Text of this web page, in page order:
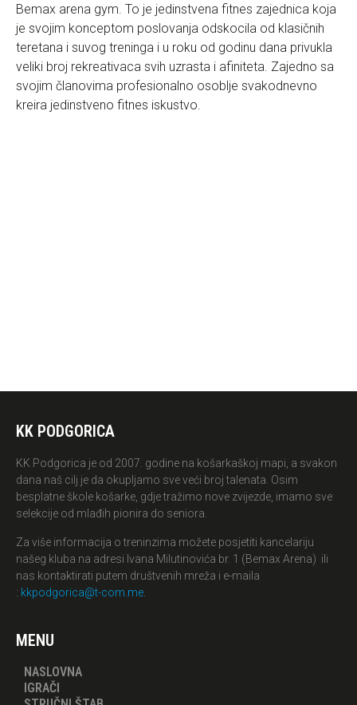
Bemax arena gym. To je jedinstvena fitnes zajednica koja
je svojim konceptom poslovanja odskocila od klasičnih
teretana i suvog treninga i u roku od godinu dana privukla
veliki broj rekreativaca svih uzrasta i afiniteta. Zajedno sa
svojim članovima profesionalno osoblje svakodnevno
kreira jedinstveno fitnes iskustvo.
KK PODGORICA
KK Podgorica je od 2007. godine na košarkaškoj mapi, a svakon
dana naš cilj je da okupljamo sve veći broj talenata. Osim
besplatne škole košarke, gdje tražimo nove zvijezde, imamo sve
selekcije od mlađih pionira do seniora.
Za više informacija o treninzima možete posjetiti kancelariju
našeg kluba na adresi Ivana Milutinovića br. 1 (Bemax Arena) ili
nas kontaktirati putem društvenih mreža i e-maila
: kkpodgorica@t-com.me
MENU
NASLOVNA
IGRAČI